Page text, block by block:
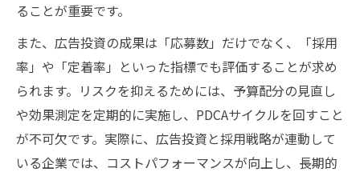
ることが重要です。
また、広告投資の成果は「応募数」だけでなく、「採用
率」や「定着率」といった指標でも評価することが求め
られます。リスクを抑えるためには、予算配分の見直し
や効果測定を定期的に実施し、PDCAサイクルを回すこと
が不可欠です。実際に、広告投資と採用戦略が連動して
いる企業では、コストパフォーマンスが向上し、長期的